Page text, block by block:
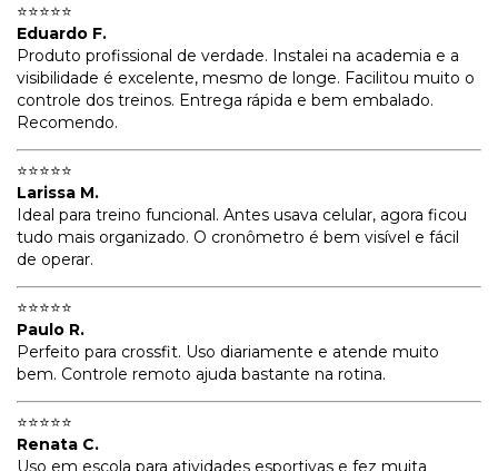
⭐⭐⭐⭐⭐
Eduardo F.
Produto profissional de verdade. Instalei na academia e a
visibilidade é excelente, mesmo de longe. Facilitou muito o
controle dos treinos. Entrega rápida e bem embalado.
Recomendo.
⭐⭐⭐⭐⭐
Larissa M.
Ideal para treino funcional. Antes usava celular, agora ficou
tudo mais organizado. O cronômetro é bem visível e fácil
de operar.
⭐⭐⭐⭐⭐
Paulo R.
Perfeito para crossfit. Uso diariamente e atende muito
bem. Controle remoto ajuda bastante na rotina.
⭐⭐⭐⭐⭐
Renata C.